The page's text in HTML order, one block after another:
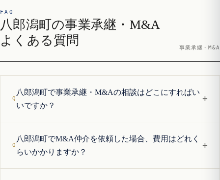
FAQ
八郎潟町の事業承継・M&A
よくある質問
事業承継・M&A
八郎潟町で事業承継・M&Aの相談はどこにすればい
いですか？
+
八郎潟町でM&A仲介を依頼した場合、費用はどれく
らいかかりますか？
+